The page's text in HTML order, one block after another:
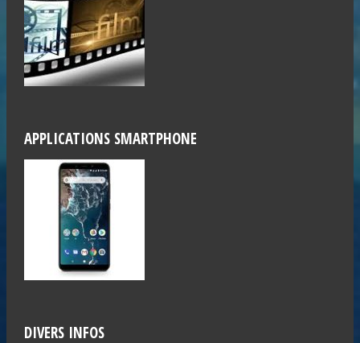
APPLICATIONS SMARTPHONE
DIVERS INFOS